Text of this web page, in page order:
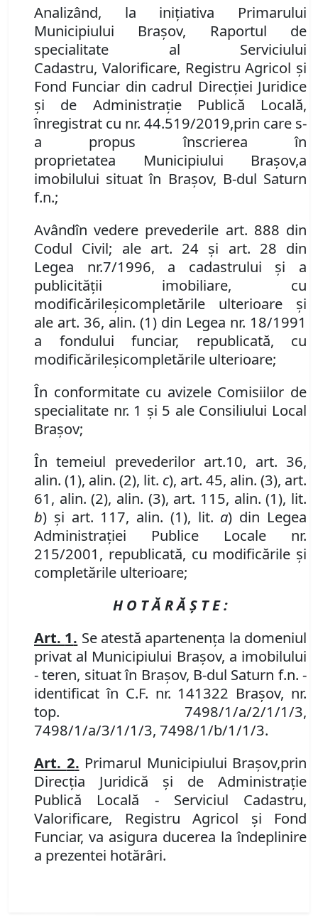
Analizând, la inițiativa Primarului
Municipiului Brașov, Raportul de
specialitate al Serviciului
Cadastru, Valorificare, RegistruAgricol și
Fond Funciar din cadrul Direcției Juridice
și de Administrație Publică Locală,
înregistrat cu nr. 44.519/2019,prin care s-
a propusînscriereaîn
proprietatea Municipiului Brașov,a
imobilului situat în Brașov, B-dul Saturn
f.n.;
Avândîn vedere prevederile art. 888 din
Codul Civil; ale art. 24 și art. 28 din
Legea nr.7/1996, a cadastrului și a
publicității imobiliare, cu
modificărileșicompletările ulterioare și
ale art. 36, alin. (1) din Legea nr. 18/1991
a fondului funciar, republicată, cu
modificărileșicompletările ulterioare;
În conformitate cu avizele Comisiilor de
specialitate nr. 1 și 5 ale Consiliului Local
Brașov;
În temeiul prevederilor art.10, art. 36,
alin. (1), alin. (2), lit. c), art. 45, alin. (3), art.
61, alin. (2), alin. (3), art. 115, alin. (1), lit.
b) şi art. 117, alin. (1), lit. a) din Legea
Administraţiei Publice Locale nr.
215/2001, republicată, cu modificările și
completările ulterioare;
H O T Ă R Ă Ş T E :
Art. 1. Se atestă apartenenţa la domeniul
privat al Municipiului Braşov, a imobilului
- teren, situat în Brașov, B-dul Saturn f.n. -
identificat în C.F. nr. 141322 Brașov, nr.
top. 7498/1/a/2/1/1/3,
7498/1/a/3/1/1/3, 7498/1/b/1/1/3.
Art. 2. Primarul Municipiului Brașov,prin
Direcția Juridică și de Administrație
Publică Locală - Serviciul Cadastru,
Valorificare, Registru Agricol și Fond
Funciar, va asigura ducerea la îndeplinire
a prezentei hotărâri.